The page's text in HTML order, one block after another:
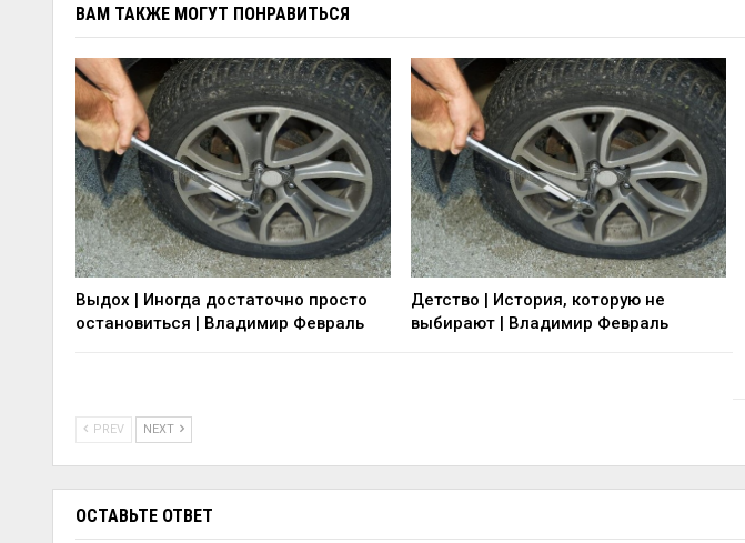
ВАМ ТАКЖЕ МОГУТ ПОНРАВИТЬСЯ
Выдох | Иногда достаточно просто
остановиться | Владимир Февраль
Детство | История, которую не
выбирают | Владимир Февраль
PREV NEXT
ОСТАВЬТЕ ОТВЕТ